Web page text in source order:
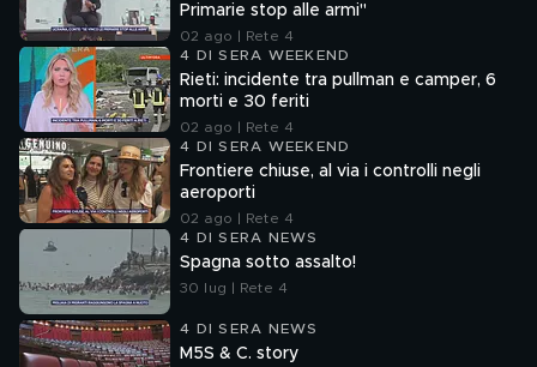
Primarie stop alle armi"
02 ago | Rete 4
4 DI SERA WEEKEND
Rieti: incidente tra pullman e camper, 6
morti e 30 feriti
02 ago | Rete 4
4 DI SERA WEEKEND
Frontiere chiuse, al via i controlli negli
aeroporti
02 ago | Rete 4
4 DI SERA NEWS
Spagna sotto assalto!
30 lug | Rete 4
4 DI SERA NEWS
M5S & C. story